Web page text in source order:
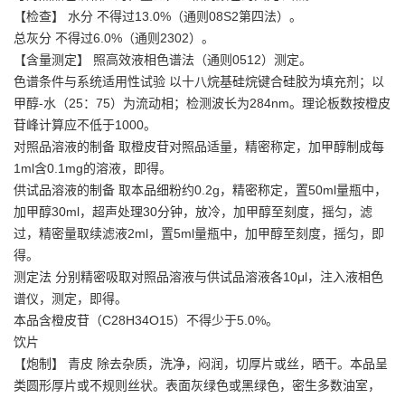
【检查】 水分 不得过13.0%（通则08S2第四法）。
总灰分 不得过6.0%（通则2302）。
【含量测定】 照高效液相色谱法（通则0512）测定。
色谱条件与系统适用性试验 以十八烷基硅烷键合硅胶为填充剂；以
甲醇-水（25：75）为流动相；检测波长为284nm。理论板数按橙皮
苷峰计算应不低于1000。
对照品溶液的制备 取橙皮苷对照品适量，精密称定，加甲醇制成每
1ml含0.1mg的溶液，即得。
供试品溶液的制备 取本品细粉约0.2g，精密称定，置50ml量瓶中，
加甲醇30ml，超声处理30分钟，放冷，加甲醇至刻度，摇匀，滤
过，精密量取续滤液2ml，置5ml量瓶中，加甲醇至刻度，摇匀，即
得。
测定法 分别精密吸取对照品溶液与供试品溶液各10μl，注入液相色
谱仪，测定，即得。
本品含橙皮苷（C28H34O15）不得少于5.0%。
饮片
【炮制】 青皮 除去杂质，洗净，闷润，切厚片或丝，晒干。本品呈
类圆形厚片或不规则丝状。表面灰绿色或黑绿色，密生多数油室，